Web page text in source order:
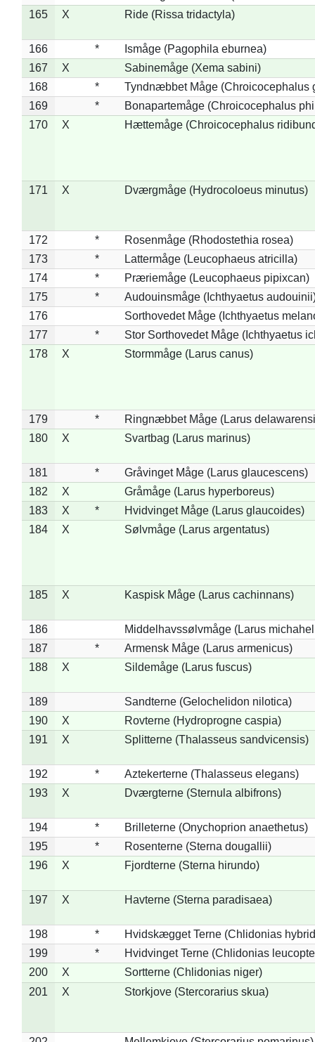
165
X Ride (Rissa tridactyla)
166 *
Ismåge (Pagophila eburnea)
167
X
Sabinemåge (Xema sabini)
168
*
Tyndnæbbet Måge (Chroicocephalus
169
*
Bonapartemåge (Chroicocephalus
170
X Hættemåge (Chroicocephalus
171 X Dværgmåge (Hydrocoloeus minutus)
172 *
Rosenmåge (Rhodostethia rosea)
173
*
Lattermåge (Leucophaeus atricilla)
174
*
Præriemåge (Leucophaeus pipixcan)
175
*
Audouinsmåge (Ichthyaetus
176
Sorthovedet Måge (Ichthyaetus
177
*
Stor Sorthovedet Måge (Ichthyaetus
178
X Stormmåge (Larus canus)
179 *
Ringnæbbet Måge (Larus
180
X Svartbag (Larus marinus)
181 *
Gråvinget Måge (Larus glaucescens)
182
X
Gråmåge (Larus hyperboreus)
183
X *
Hvidvinget Måge (Larus glaucoides)
184
X Sølvmåge (Larus argentatus)
185 X Kaspisk Måge (Larus cachinnans)
186
Middelhavssølvmåge (Larus
187
*
Armensk Måge (Larus armenicus)
188
X Sildemåge (Larus fuscus)
189
Sandterne (Gelochelidon nilotica)
190
X
Rovterne (Hydroprogne caspia)
191
X Splitterne (Thalasseus sandvicensis)
192 *
Aztekerterne (Thalasseus elegans)
193
X Dværgterne (Sternula albifrons)
194 *
Brilleterne (Onychoprion anaethetus)
195
*
Rosenterne (Sterna dougallii)
196
X Fjordterne (Sterna hirundo)
197 X Havterne (Sterna paradisaea)
198 *
Hvidskægget Terne (Chlidonias
199
*
Hvidvinget Terne (Chlidonias
200
X
Sortterne (Chlidonias niger)
201
X Storkjove (Stercorarius skua)